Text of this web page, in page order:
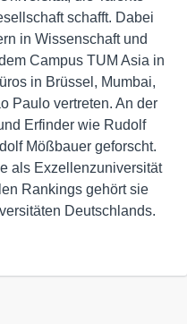
schafft. Dabei
in Wissenschaft und
Campus TUM Asia in
in Brüssel, Mumbai,
Paulo vertreten. An der
Erfinder wie Rudolf
Mößbauer geforscht.
als Exzellenzuniversität
Rankings gehört sie
Deutschlands.